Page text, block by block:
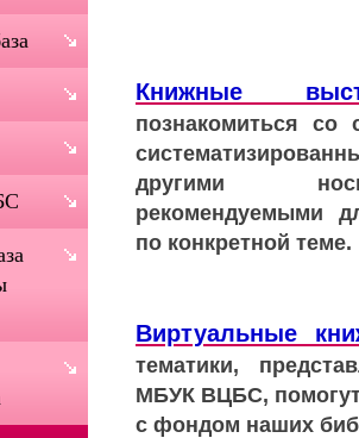
Книжные
познакомиться со
другими
рекомендуемыми
по конкретной теме.
Виртуальные
тематики,
МБУК ВЦБС,
с фондом наших